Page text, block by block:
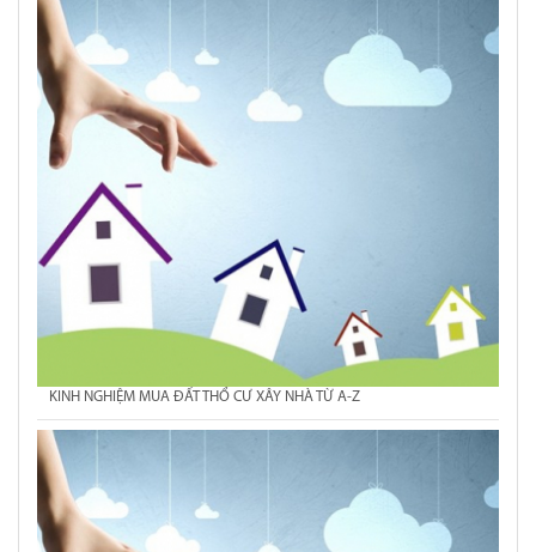
KINH NGHIỆM MUA ĐẤT THỔ CƯ XÂY NHÀ TỪ A-Z